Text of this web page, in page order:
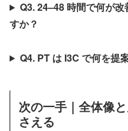
Q3. 24–48 時間で何が
すか？
Q4. PT は I3C で何を提
次の一手｜全体像
さえる